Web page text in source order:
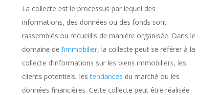
La collecte est le processus par lequel des
informations, des données ou des fonds sont
rassemblés ou recueillis de manière organisée. Dans le
domaine de l’immobilier, la collecte peut se référer à la
collecte d’informations sur les biens immobiliers, les
clients potentiels, lestendances du marché ou les
données financières. Cette collecte peut être réalisée